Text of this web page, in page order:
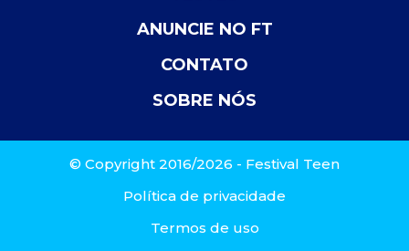
ANUNCIE NO FT
CONTATO
SOBRE NÓS
© Copyright 2016/2026 - Festival Teen
Política de privacidade
Termos de uso